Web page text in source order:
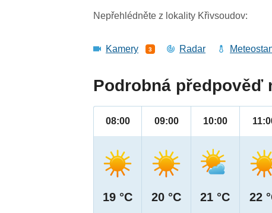
Nepřehlédněte z lokality Křivsoudov:
Kamery 3 Radar
Podrobná předpověď
08:00
19 °C
09:00
20 °C
10:00
21 °C 22